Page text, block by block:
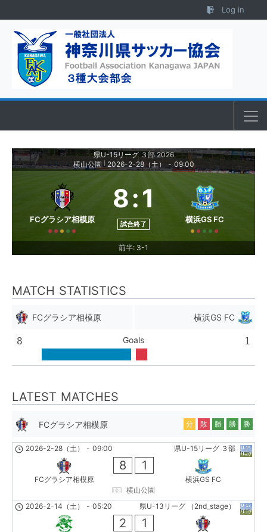
Log in
県U-15リーグ ３部 2026
横山公園 2026-2-28（土） - 09:00
FCグラシア相模原
8:1
試合終了 横浜GS FC
前半: 3-1
MATCH STATISTICS
FCグラシア相模原 横浜GS FC
8 Goals 1
LATEST MATCHES
FCグラシア相模原 分 敗 勝 勝 勝
県U-15リーグ ３部
2026-2-28（土） - 09:00
FCグラシア相模原
8 1
横浜GS FC
横山公園
県U-13リーグ （2nd_stage）
2026-2-14（土） - 05:20
2 1